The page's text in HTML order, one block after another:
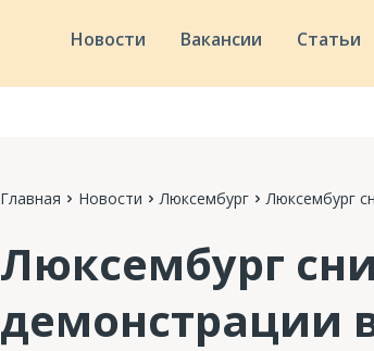
Новости Вакансии Статьи
Главная Новости Люксембург Люксембург
Люксембург
демонстрации